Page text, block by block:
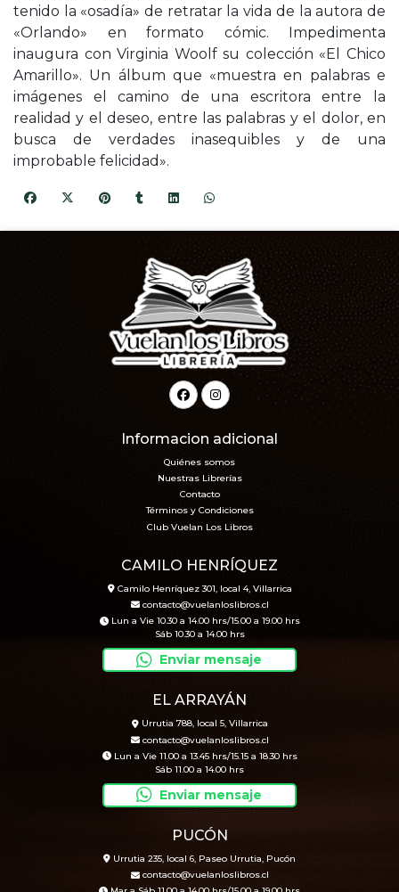
tenido la «osadía» de retratar la vida de la autora de
«Orlando» en formato cómic. Impedimenta
inaugura con Virginia Woolf su colección «El Chico
Amarillo». Un álbum que «muestra en palabras e
imágenes el camino de una escritora entre la
realidad y el deseo, entre las palabras y el dolor, en
busca de verdades inasequibles y de una
improbable felicidad».
Informacion adicional
Quiénes somos
Nuestras Librerías
Contacto
Términos y Condiciones
Club Vuelan Los Libros
CAMILO HENRÍQUEZ
Camilo Henríquez 301, local 4, Villarrica
contacto@vuelanloslibros.cl
Lun a Vie 10.30 a 14.00 hrs/15.00 a 19.00 hrs
Sáb 10.30 a 14.00 hrs
Enviar mensaje
EL ARRAYÁN
Urrutia 788, local 5, Villarrica
contacto@vuelanloslibros.cl
Lun a Vie 11.00 a 13.45 hrs/15.15 a 18.30 hrs
Sáb 11.00 a 14.00 hrs
Enviar mensaje
PUCÓN
Urrutia 235, local 6, Paseo Urrutia, Pucón
contacto@vuelanloslibros.cl